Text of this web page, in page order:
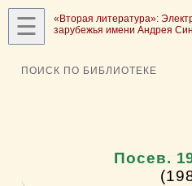
☰
«Вторая литература»:
зарубежья имени Андрея
ПОИСК ПО БИБЛИОТЕКЕ
Посев.